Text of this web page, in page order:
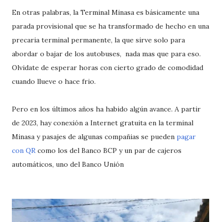
En otras palabras, la Terminal Minasa es básicamente una
parada provisional que se ha transformado de hecho en una
precaria terminal permanente, la que sirve solo para
abordar o bajar de los autobuses, nada mas que para eso.
Olvidate de esperar horas con cierto grado de comodidad
cuando llueve o hace frio.
Pero en los últimos años ha habido algún avance. A partir
de 2023, hay conexión a Internet gratuita en la terminal
Minasa y pasajes de algunas compañias se pueden pagar
con QR como los del Banco BCP y un par de cajeros
automáticos, uno del Banco Unión